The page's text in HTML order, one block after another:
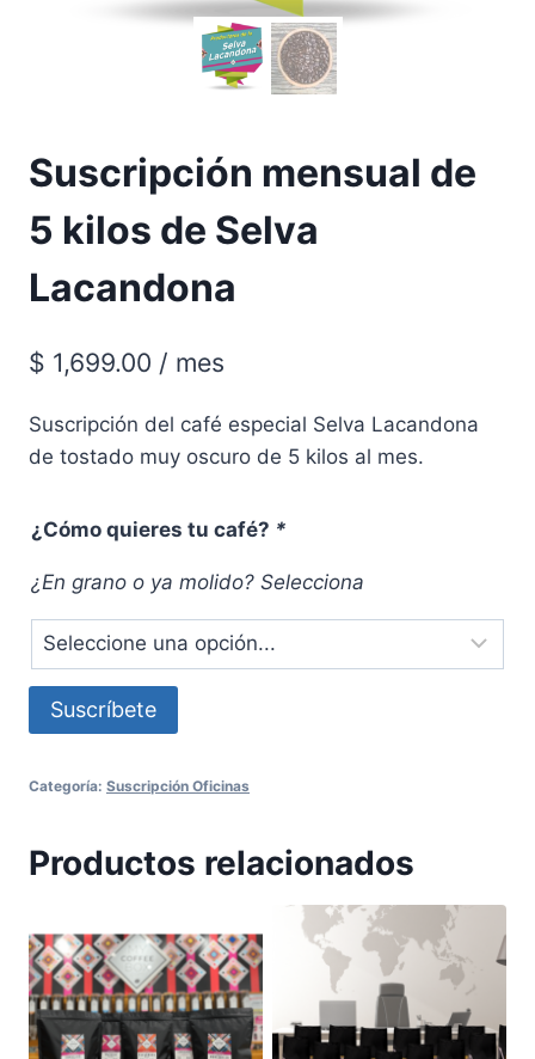
Suscripción mensual de
5 kilos de Selva
Lacandona
$ 1,699.00 / mes
Suscripción del café especial Selva Lacandona
de tostado muy oscuro de 5 kilos al mes.
¿Cómo quieres tu café? *
¿En grano o ya molido? Selecciona
Suscripción
mensual
5
de
cantidad
Suscríbete
Categoría: Suscripción Oficinas
Productos relacionados